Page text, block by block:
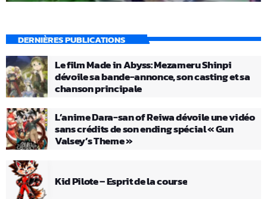
DERNIÈRES PUBLICATIONS
Le film Made in Abyss: Mezameru Shinpi
dévoile sa bande-annonce, son casting et sa
chanson principale
L’anime Dara-san of Reiwa dévoile une vidéo
sans crédits de son ending spécial « Gun
Valsey’s Theme »
Kid Pilote – Esprit de la course